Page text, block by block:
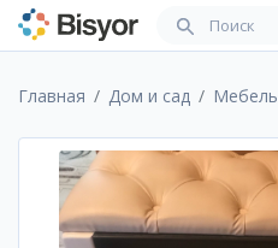
Главная Дом и сад Мебель